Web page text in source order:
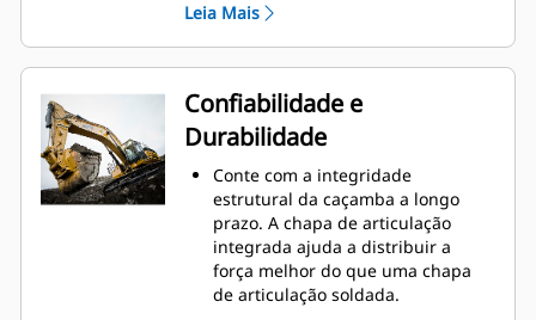
na caçamba. A folga maior do
braço de apoio garante que o
fundo da caçamba não seja
arrastado, reduzindo os custos de
manutenção.
O consumo de combustível atinge
o nível máximo durante a
escavação. As caçambas Cat foram
desenvolvidas para cortar
materiais rapidamente e
aprimorar a eficiência operacional
total da máquina.
Carregue mais material em menos
Leia Mais
Confiabilidade e
Durabilidade
Conte com a integridade
estrutural da caçamba a longo
prazo. A chapa de articulação
integrada ajuda a distribuir a
força melhor do que uma chapa
de articulação soldada.